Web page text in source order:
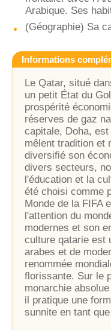
Arabique. Ses
(Géographie) Sa
Informations
Le Qatar, situé
un petit État du
prospérité
réserves de gaz
capitale, Doha,
mêlent tradition et
diversifié son
divers secteurs,
l'éducation et la
été choisi comme
Monde de la FIFA
l'attention du
modernes et son
culture qatarie est
arabes et de
renommée
florissante. Sur le
monarchie
il pratique une
sunnite en tant